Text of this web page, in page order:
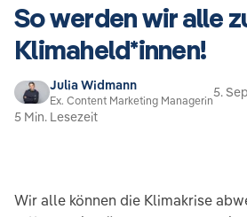
So werden wir alle
Klimaheld*innen!
Julia Widmann
Ex. Content Marketing Managerin
5.
5 Min. Lesezeit
Wir alle können die Klimakrise